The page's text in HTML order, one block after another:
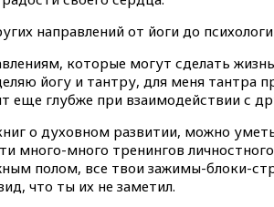
направлений от йоги до
которые могут сделать
йогу и тантру, для меня
еще глубже при взаимодействии с
о духовном развитии, можно
много-много тренингов
полом, все твои зажимы-блоки-
что ты их не заметил.